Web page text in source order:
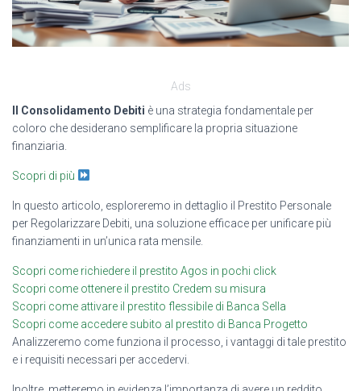
Ads
Il Consolidamento Debiti è una strategia fondamentale per
coloro che desiderano semplificare la propria situazione
finanziaria.
Scopri di più
In questo articolo, esploreremo in dettaglio il Prestito Personale
per Regolarizzare Debiti, una soluzione efficace per unificare più
finanziamenti in un’unica rata mensile.
Scopri come richiedere il prestito Agos in pochi click
Scopri come ottenere il prestito Credem su misura
Scopri come attivare il prestito flessibile di Banca Sella
Scopri come accedere subito al prestito di Banca Progetto
Analizzeremo come funziona il processo, i vantaggi di tale prestito
e i requisiti necessari per accedervi.